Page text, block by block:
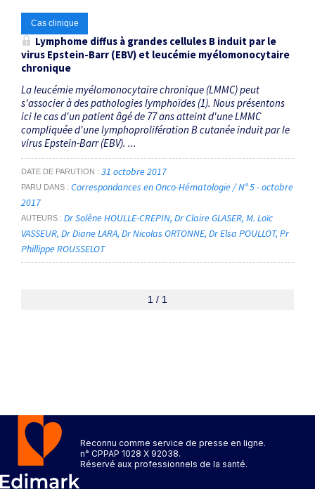
Cas clinique
Lymphome diffus à grandes cellules B induit par le
virus Epstein-Barr (EBV) et leucémie myélomonocytaire
chronique
La leucémie myélomonocytaire chronique (LMMC) peut
s'associer à des pathologies lymphoïdes (1). Nous présentons
ici le cas d'un patient âgé de 77 ans atteint d'une LMMC
compliquée d'une lymphoprolifération B cutanée induit par le
virus Epstein-Barr (EBV). ...
DATE DE PARUTION 31 octobre 2017
PARU DANS
Correspondances en Onco-Hématologie / N° 5 - octobre
2017
AUTEURS Dr Solène HOULLE-CREPIN Dr Claire GLASER M. Loïc
VASSEUR Dr Diane LARA Dr Nicolas ORTONNE Dr Elsa POULLOT Pr
Phillippe ROUSSELOT
1 / 1
Reconnu comme service de presse en ligne.
n° CPPAP 1028 X 92038.
Réservé aux professionnels de la santé.